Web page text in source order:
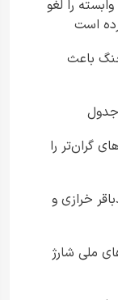
را لغو
است
باعث
گران‌تر را
خرازی و
این کدهای ملی شارژ